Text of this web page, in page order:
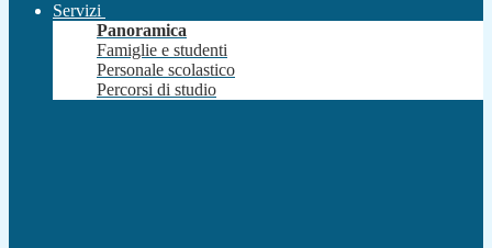
Servizi
Panoramica
Famiglie e studenti
Personale scolastico
Percorsi di studio